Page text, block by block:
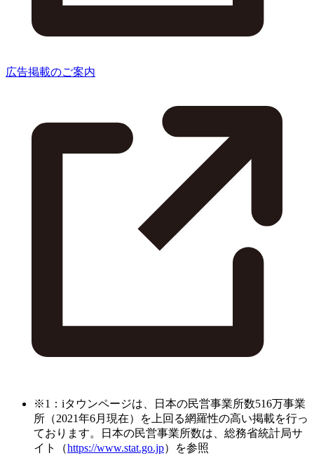
広告掲載のご案内
※1：iタウンページは、日本の民営事業所数516万事業
所（2021年6月現在）を上回る網羅性の高い掲載を行っ
ております。日本の民営事業所数は、総務省統計局サ
イト（https://www.stat.go.jp）を参照